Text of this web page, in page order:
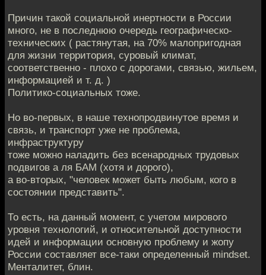
Причин такой социальной инертности в России
много, не в последнюю очередь географическо-
технических ( растянутая, на 70% малопригодная
для жизни территория, суровый климат,
соответственно - плохо с дорогами, связью, жильем,
информацией и т. д. )
Политико-социальных тоже.
Но во-первых, в наше технопродвинутое время и
связь, и транспорт уже не проблема,
инфраструктуру
тоже можно наладить без всенародных трудовых
подвигов а ля БАМ (хотя и дорого),
а во-вторых, "человек может быть любым, кого в
состоянии представить".
То есть, на данный момент, с учетом мирового
уровня технологий, и относительной доступности
идей и информации основную проблему и жопу
России составляет все-таки определенный mindset.
Менталитет, блин.